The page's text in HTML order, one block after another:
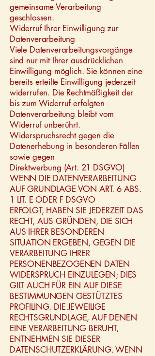
gemeinsame Verarbeitung
geschlossen.
Widerruf Ihrer Einwilligung zur
Datenverarbeitung
Viele Datenverarbeitungsvorgänge
sind nur mit Ihrer ausdrücklichen
Einwilligung möglich. Sie können eine
bereits erteilte Einwilligung jederzeit
widerrufen. Die Rechtmäßigkeit der
bis zum Widerruf erfolgten
Datenverarbeitung bleibt vom
Widerruf unberührt.
Widerspruchsrecht gegen die
Datenerhebung in besonderen Fällen
sowie gegen
Direktwerbung (Art. 21 DSGVO)
WENN DIE DATENVERARBEITUNG
AUF GRUNDLAGE VON ART. 6 ABS.
1 LIT. E ODER F DSGVO
ERFOLGT, HABEN SIE JEDERZEIT DAS
RECHT, AUS GRÜNDEN, DIE SICH
AUS IHRER BESONDEREN
SITUATION ERGEBEN, GEGEN DIE
VERARBEITUNG IHRER
PERSONENBEZOGENEN DATEN
WIDERSPRUCH EINZULEGEN; DIES
GILT AUCH FÜR EIN AUF DIESE
BESTIMMUNGEN GESTÜTZTES
PROFILING. DIE JEWEILIGE
RECHTSGRUNDLAGE, AUF DENEN
EINE VERARBEITUNG BERUHT,
ENTNEHMEN SIE DIESER
DATENSCHUTZERKLÄRUNG. WENN